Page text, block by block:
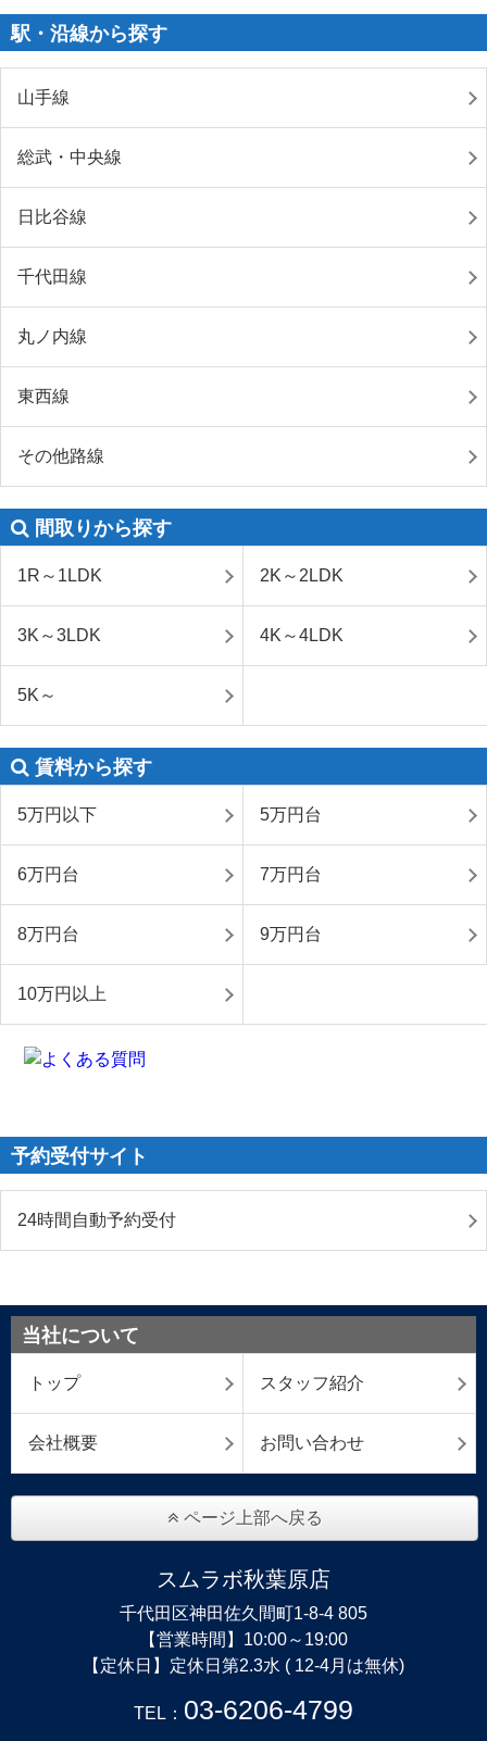
駅・沿線から探す
山手線
総武・中央線
日比谷線
千代田線
丸ノ内線
東西線
その他路線
間取りから探す
1R～1LDK 2K～2LDK
3K～3LDK 4K～4LDK
5K～
賃料から探す
5万円以下 5万円台
6万円台 7万円台
8万円台 9万円台
10万円以上
予約受付サイト
24時間自動予約受付
当社について
トップ スタッフ紹介
会社概要 お問い合わせ
ページ上部へ戻る
スムラボ秋葉原店
千代田区神田佐久間町1-8-4 805
【営業時間】10:00～19:00
【定休日】定休日第2.3水 ( 12-4月は無休)
TEL： 03-6206-4799